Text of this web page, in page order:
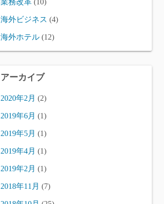
業務改革 (10)
海外ビジネス (4)
海外ホテル (12)
アーカイブ
2020年2月 (2)
2019年6月 (1)
2019年5月 (1)
2019年4月 (1)
2019年2月 (1)
2018年11月 (7)